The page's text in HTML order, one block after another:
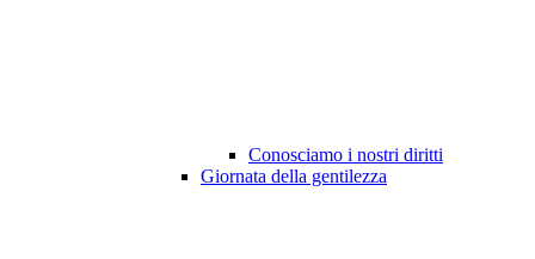
Conosciamo i nostri diritti
Giornata della gentilezza